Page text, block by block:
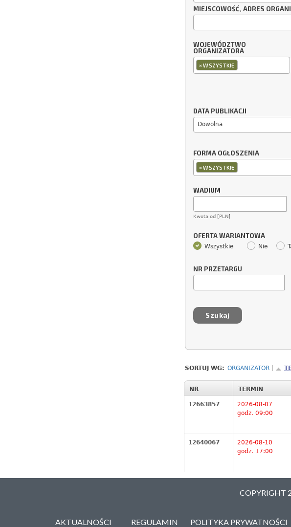
MIEJSCOWOŚĆ, ADRES
WOJEWÓDZTWO
ORGANIZATORA
×WSZYSTKIE
DATA PUBLIKACJI
Dowolna
FORMA OGŁOSZENIA
×WSZYSTKIE
WADIUM
Kwota od [PLN]
OFERTA WARIANTOWA
Wszystkie Nie
NR PRZETARGU
SORTUJ WG: ORGANIZATOR
NR TERMIN
12663857
2026-08-07
godz. 09:00
12640067
2026-08-10
godz. 17:00
COPYRIGHT
AKTUALNOŚCI REGULAMIN POLITYKA PRYWATNOŚCI